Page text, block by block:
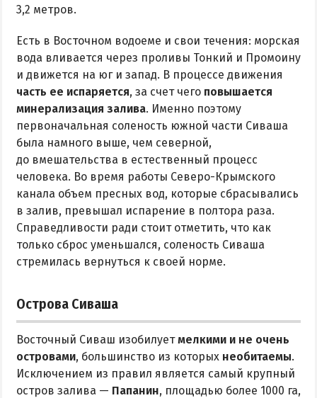
3,2 метров.
Есть в Восточном водоеме и свои течения: морская
вода вливается через проливы Тонкий и Промоину
и движется на юг и запад. В процессе движения
часть ее испаряется, за счет чего повышается
минерализация залива. Именно поэтому
первоначальная соленость южной части Сиваша
была намного выше, чем северной,
до вмешательства в естественный процесс
человека. Во время работы Северо-Крымского
канала объем пресных вод, которые сбрасывались
в залив, превышал испарение в полтора раза.
Справедливости ради стоит отметить, что как
только сброс уменьшался, соленость Сиваша
стремилась вернуться к своей норме.
Острова Сиваша
Восточный Сиваш изобилуетмелкими и не очень
островами, большинство из которых необитаемы.
Исключением из правил является самый крупный
остров залива — Папанин, площадью более 1000 га,